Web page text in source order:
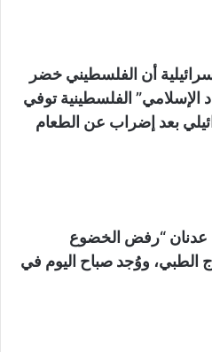
أن الفلسطيني خضر
الإسلامي” الفلسطينية توفي
بعد إضراب عن الطعام
“رفض الخضوع
الطبي، ووُجد صباح اليوم في